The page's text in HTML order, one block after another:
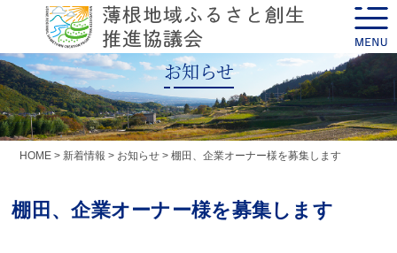
toggle
お知らせ
HOME > 新着情報 > お知らせ >棚田、企業オーナー様を募集します
棚田、企業オーナー様を募集します